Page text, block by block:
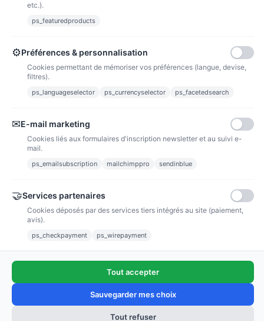
Ajouter au panier
bons de réductions.
Liens utiles
Notre société
Newsletter
etc.).
ps_featuredproducts
⚙Préférences & personnalisation
Cookies permettant de mémoriser vos préférences (langue, devise,
filtres).
ps_languageselector ps_currencyselector ps_facetedsearch
✉E-mail marketing
Cookies liés aux formulaires d'inscription newsletter et au suivi e-
mail.
ps_emailsubscription mailchimppro sendinblue
🤝Services partenaires
Cookies déposés par des services tiers intégrés au site (paiement,
avis).
ps_checkpayment ps_wirepayment
Tout accepter
Sauvegarder mes choix
Tout refuser